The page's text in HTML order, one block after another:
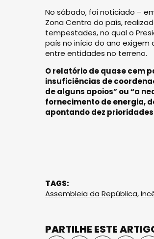
No sábado, foi noticiado –
Zona Centro do país,
tempestades, no qual o
país no início do ano exigem
entre entidades no terreno.
O relatório de quase cem
insuficiências de
de alguns apoios” ou “a
fornecimento de energia,
apontando dez
TAGS:
Assembleia da República,
PARTILHE ESTE